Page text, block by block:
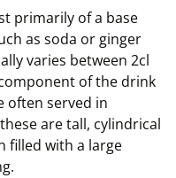
primarily of a base
as soda or ginger
varies between 2cl
of the drink
often served in
are tall, cylindrical
filled with a large